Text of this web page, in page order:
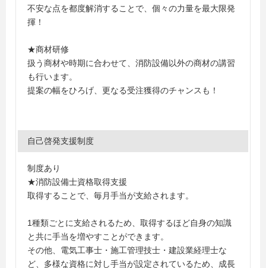
不安な点を都度解消することで、個々の力量を最大限発
揮！
★商材研修
扱う商材や時期に合わせて、消防設備以外の商材の講習
も行います。
提案の幅をひろげ、更なる受注獲得のチャンスも！
自己啓発支援制度
制度あり
★消防設備士資格取得支援
取得することで、毎月手当が支給されます。
1種類ごとに支給されるため、取得するほど自身の知識
と共に手当を増やすことができます。
その他、電気工事士・施工管理技士・建設業経理士な
ど、多様な資格に対し手当が設定されているため、成長